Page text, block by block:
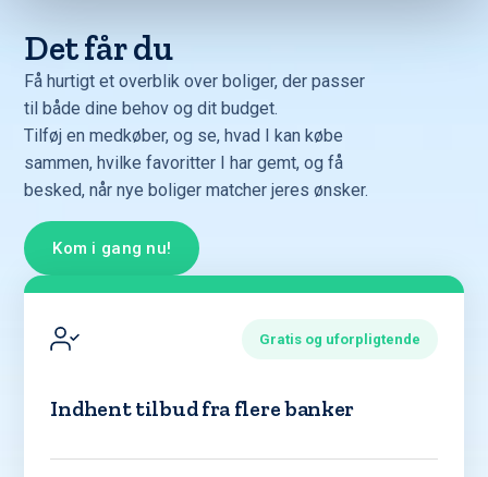
Det får du
Få hurtigt et overblik over boliger, der passer
til både dine behov og dit budget.
Tilføj en medkøber, og se, hvad I kan købe
sammen, hvilke favoritter I har gemt, og få
besked, når nye boliger matcher jeres ønsker.
Kom i gang nu!
Gratis og uforpligtende
Indhent tilbud fra flere banker